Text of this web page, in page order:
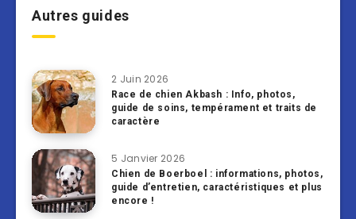
Autres guides
2 Juin 2026
Race de chien Akbash : Info, photos,
guide de soins, tempérament et traits de
caractère
5 Janvier 2026
Chien de Boerboel : informations, photos,
guide d’entretien, caractéristiques et plus
encore !